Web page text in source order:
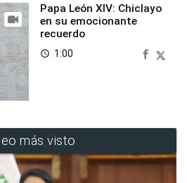
Papa León XIV: Chiclayo
en su emocionante
recuerdo
access_time 1:00
más visto